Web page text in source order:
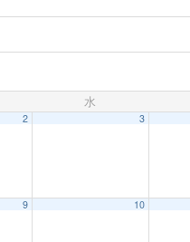
水
2 3
9 10